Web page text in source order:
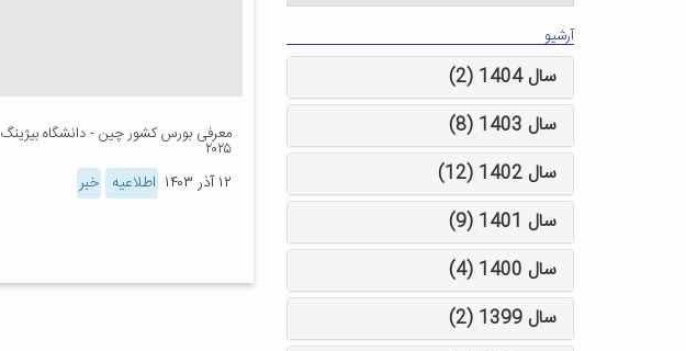
معرفی بورس کشور چین - دانشگاه بیژینگ
۲۰۲۵
۱۲ آذر ۱۴۰۳ اطلاعیه خبر
آرشیو
سال 1404 (2)
سال 1403 (8)
سال 1402 (12)
سال 1401 (9)
سال 1400 (4)
سال 1399 (2)